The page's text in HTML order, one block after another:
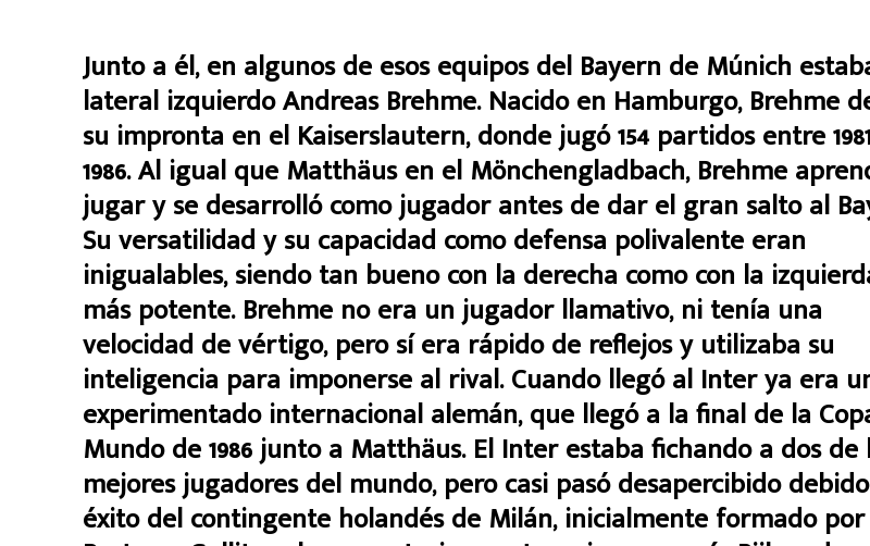
Junto a él, en algunos de esos equipos del Bayern de Múnich
lateral izquierdo Andreas Brehme. Nacido en Hamburgo, Brehme
su impronta en el Kaiserslautern, donde jugó 154 partidos entre
1986. Al igual que Matthäus en el Mönchengladbach, Brehme
jugar y se desarrolló como jugador antes de dar el gran salto al
Su versatilidad y su capacidad como defensa polivalente eran
inigualables, siendo tan bueno con la derecha como con la
más potente. Brehme no era un jugador llamativo, ni tenía una
velocidad de vértigo, pero sí era rápido de reflejos y utilizaba su
inteligencia para imponerse al rival. Cuando llegó al Inter ya era
experimentado internacional alemán, que llegó a la final de la
Mundo de 1986 junto a Matthäus. El Inter estaba fichando a dos de
mejores jugadores del mundo, pero casi pasó desapercibido
éxito del contingente holandés de Milán, inicialmente formado por